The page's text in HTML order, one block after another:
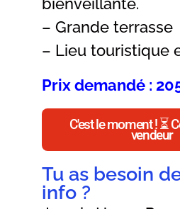
– Grande terrasse
– Lieu touristique
Prix demandé :
C'est le moment ! ⏳
vendeur
Tu as besoin
info ?